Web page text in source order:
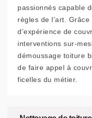
passionnés capable
règles de l’art.
d’expérience de
interventions sur-
démoussage toiture
de faire appel à
ficelles du métier.